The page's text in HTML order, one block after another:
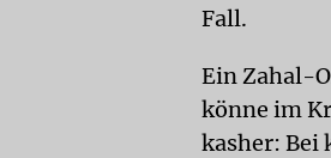
Fall.
Ein Zahal-
könne im
kasher: Bei